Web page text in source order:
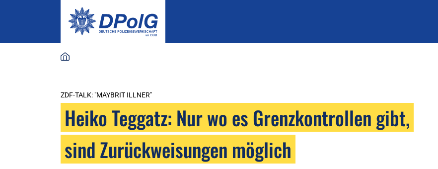
ZDF-TALK: "MAYBRIT ILLNER"
Heiko Teggatz: Nur wo es Grenzkontrollen gibt,
sind Zurückweisungen möglich